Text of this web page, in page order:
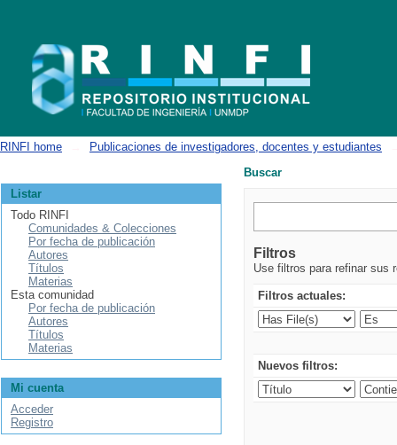
RINFI home Publicaciones de investigadores, docentes y estudiantes
Buscar
Filtros
Use filtros para refinar sus
Filtros actuales:
Nuevos filtros:
Listar
Todo RINFI
Comunidades & Colecciones
Por fecha de publicación
Autores
Títulos
Materias
Esta comunidad
Por fecha de publicación
Autores
Títulos
Materias
Mi cuenta
Acceder
Registro